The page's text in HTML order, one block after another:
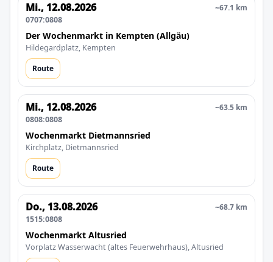
Mi., 12.08.2026
0707:0808
~67.1 km
Der Wochenmarkt in Kempten (Allgäu)
Hildegardplatz, Kempten
Route
Mi., 12.08.2026
0808:0808
~63.5 km
Wochenmarkt Dietmannsried
Kirchplatz, Dietmannsried
Route
Do., 13.08.2026
1515:0808
~68.7 km
Wochenmarkt Altusried
Vorplatz Wasserwacht (altes Feuerwehrhaus), Altusried